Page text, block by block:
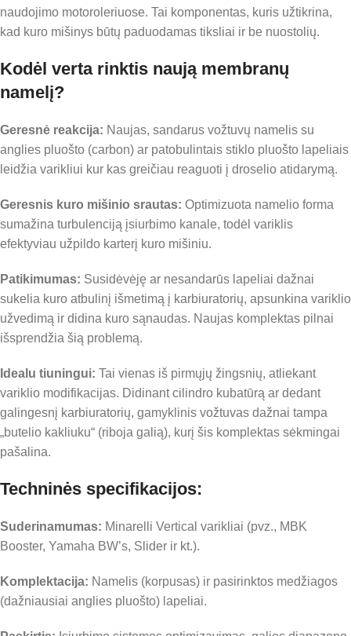
naudojimo motoroleriuose. Tai komponentas, kuris užtikrina,
kad kuro mišinys būtų paduodamas tiksliai ir be nuostolių.
Kodėl verta rinktis naują membranų
namelį?
Geresnė reakcija: Naujas, sandarus vožtuvų namelis su
anglies pluošto (carbon) ar patobulintais stiklo pluošto lapeliais
leidžia varikliui kur kas greičiau reaguoti į droselio atidarymą.
Geresnis kuro mišinio srautas: Optimizuota namelio forma
sumažina turbulenciją įsiurbimo kanale, todėl variklis
efektyviau užpildo karterį kuro mišiniu.
Patikimumas: Susidėvėję ar nesandarūs lapeliai dažnai
sukelia kuro atbulinį išmetimą į karbiuratorių, apsunkina variklio
užvedimą ir didina kuro sąnaudas. Naujas komplektas pilnai
išsprendžia šią problemą.
Idealu tiuningui: Tai vienas iš pirmųjų žingsnių, atliekant
variklio modifikacijas. Didinant cilindro kubatūrą ar dedant
galingesnį karbiuratorių, gamyklinis vožtuvas dažnai tampa
„butelio kakliuku“ (riboja galią), kurį šis komplektas sėkmingai
pašalina.
Techninės specifikacijos:
Suderinamumas: Minarelli Vertical varikliai (pvz., MBK
Booster, Yamaha BW’s, Slider ir kt.).
Komplektacija: Namelis (korpusas) ir pasirinktos medžiagos
(dažniausiai anglies pluošto) lapeliai.